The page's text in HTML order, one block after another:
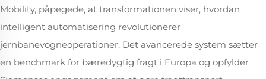
Mobility, påpegede, at transformationen viser, hvordan
intelligent automatisering revolutionerer
jernbanevogneoperationer. Det avancerede system sætter
en benchmark for bæredygtig fragt i Europa og opfylder